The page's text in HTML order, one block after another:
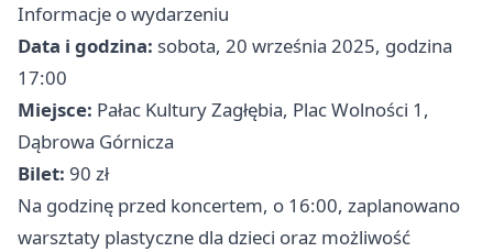
Informacje o wydarzeniu
Data i godzina: sobota, 20 września 2025, godzina
17:00
Miejsce: Pałac Kultury Zagłębia, Plac Wolności 1,
Dąbrowa Górnicza
Bilet: 90 zł
Na godzinę przed koncertem, o 16:00, zaplanowano
warsztaty plastyczne dla dzieci oraz możliwość